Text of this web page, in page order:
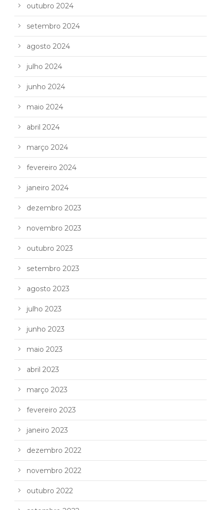
outubro 2024
setembro 2024
agosto 2024
julho 2024
junho 2024
maio 2024
abril 2024
março 2024
fevereiro 2024
janeiro 2024
dezembro 2023
novembro 2023
outubro 2023
setembro 2023
agosto 2023
julho 2023
junho 2023
maio 2023
abril 2023
março 2023
fevereiro 2023
janeiro 2023
dezembro 2022
novembro 2022
outubro 2022